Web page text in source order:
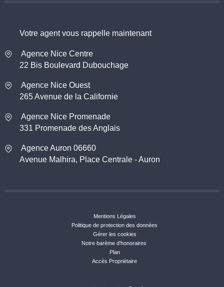
Votre agent vous rappelle maintenant
Agence Nice Centre
22 Bis Boulevard Dubouchage
Agence Nice Ouest
265 Avenue de la Californie
Agence Nice Promenade
331 Promenade des Anglais
Agence Auron 06660
Avenue Malhira, Place Centrale - Auron
Mentions Légales
Politique de protection des données
Gérer les cookies
Notre barème d'honoraires
Plan
Accès Propriétaire